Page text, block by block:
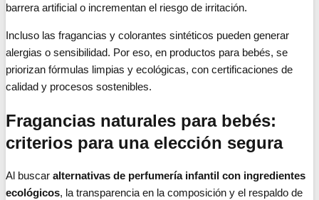
barrera artificial o incrementan el riesgo de irritación.
Incluso las fragancias y colorantes sintéticos pueden generar
alergias o sensibilidad. Por eso, en productos para bebés, se
priorizan fórmulas limpias y ecológicas, con certificaciones de
calidad y procesos sostenibles.
Fragancias naturales para bebés:
criterios para una elección segura
Al buscar alternativas de perfumería infantil con ingredientes
ecológicos, la transparencia en la composición y el respaldo de